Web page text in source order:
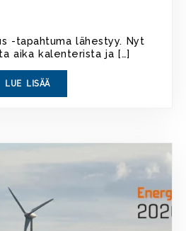
-tapahtuma lähestyy. Nyt
aika kalenterista ja […]
LUE LISÄÄ